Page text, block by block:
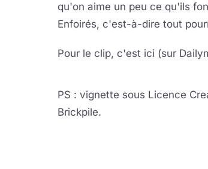
qu'on aime un peu ce qu'ils
Enfoirés, c'est-à-dire tout
Pour le clip, c'est ici (sur
PS : vignette sous Licence
Brickpile.